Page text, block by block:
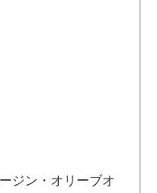
ジン・オリーブオ